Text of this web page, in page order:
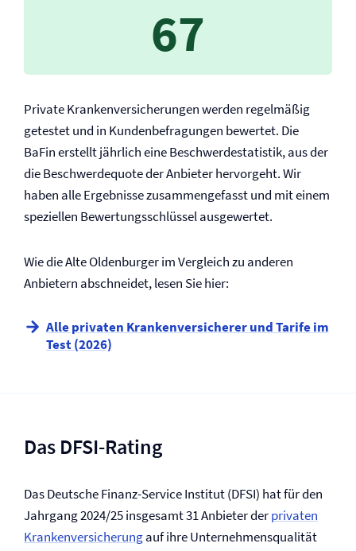
67
Private Kranken­versicherungen werden regelmäßig
getestet und in Kundenbefragungen bewertet. Die
BaFin erstellt jährlich eine Beschwerdestatistik, aus der
die Beschwerdequote der Anbieter hervorgeht. Wir
haben alle Ergebnisse zusammengefasst und mit einem
speziellen Bewertungsschlüssel ausgewertet.
Wie die Alte Oldenburger im Vergleich zu anderen
Anbietern abschneidet, lesen Sie hier:
Alle privaten Kranken­versicherer und Tarife im
Test (2026)
Das DFSI-Rating
Das Deutsche Finanz-Service Institut (DFSI) hat für den
Jahrgang 2024/25 insgesamt 31 Anbieter derprivaten
Kranken­­versicherungauf ihre Unternehmensqualität